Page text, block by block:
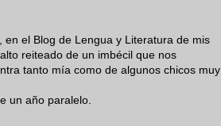
el Blog de Lengua y Literatura de mis
reiteado de un imbécil que nos
tanto mía como de algunos chicos muy
un año paralelo.